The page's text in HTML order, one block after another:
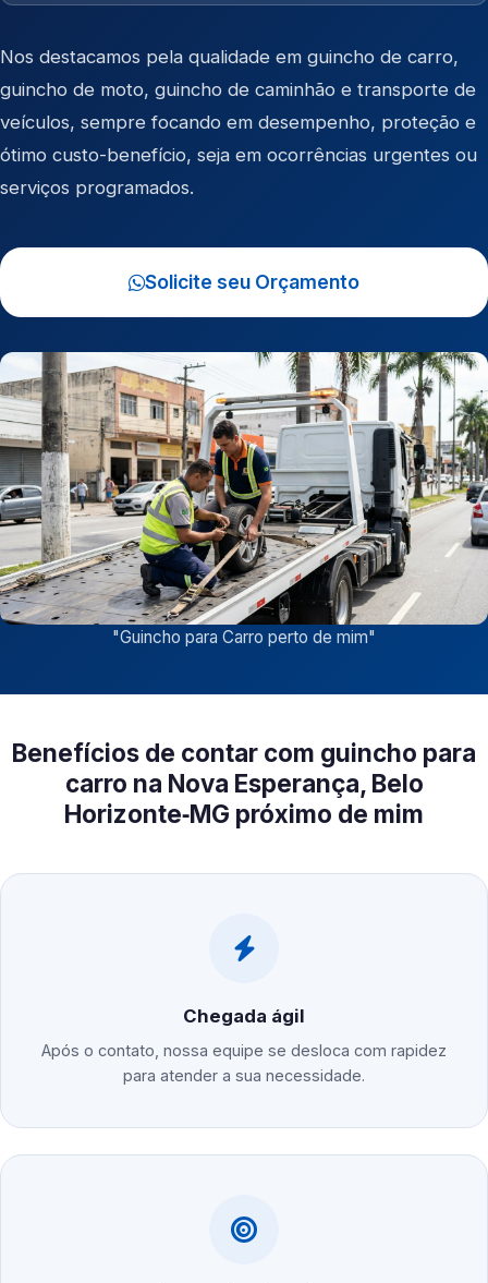
Nos destacamos pela qualidade em guincho de carro,
guincho de moto, guincho de caminhão e transporte de
veículos, sempre focando em desempenho, proteção e
ótimo custo-benefício, seja em ocorrências urgentes ou
serviços programados.
Solicite seu Orçamento
"Guincho para Carro perto de mim"
Benefícios de contar com guincho para
carro na Nova Esperança, Belo
Horizonte‑MG próximo de mim
Chegada ágil
Após o contato, nossa equipe se desloca com rapidez
para atender a sua necessidade.